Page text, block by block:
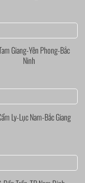
Giang-Yên Phong-Bắc
Ninh
Ly-Lục Nam-Bắc Giang